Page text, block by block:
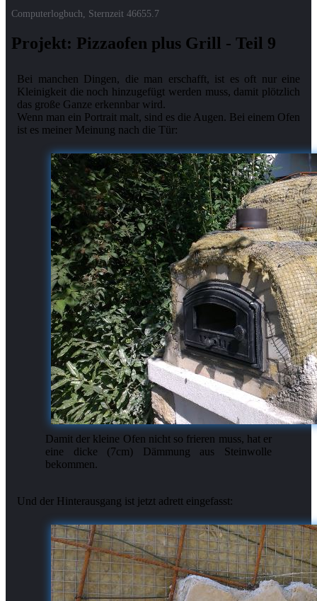
Computerlogbuch, Sternzeit 46655.7
Projekt: Pizzaofen plus Grill - Teil 9
Bei manchen Dingen, die man erschafft, ist es oft nur eine
Kleinigkeit die noch hinzugefügt werden muss, damit plötzlich
das große Ganze erkennbar wird.
Wenn man ein Portrait malt, sind es die Augen. Bei einem Ofen
Damit der kleine Ofen nicht so frieren muss, hat er
eine dicke (7cm) Dämmung aus Steinwolle
bekommen.